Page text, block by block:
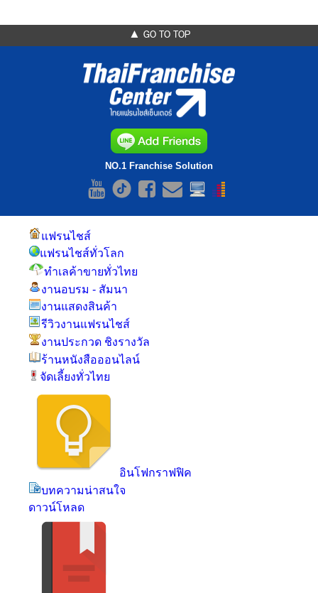
▲ GO TO TOP
NO.1 Franchise Solution
แฟรนไชส์
แฟรนไชส์ทั่วโลก
ทำเลค้าขายทั่วไทย
งานอบรม - สัมนา
งานแสดงสินค้า
รีวิวงานแฟรนไชส์
งานประกวด ชิงรางวัล
ร้านหนังสือออนไลน์
จัดเลี้ยงทั่วไทย
อินโฟกราฟฟิค
บทความน่าสนใจ
ดาวน์โหลด